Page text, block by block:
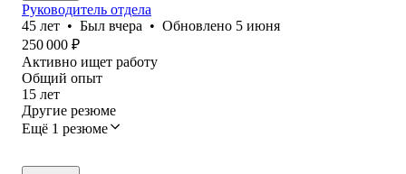
Руководитель отдела
45 лет • Был вчера • Обновлено 5 июня
250 000 ₽
Активно ищет работу
Общий опыт
15 лет
Другие резюме
Ещё 1 резюме